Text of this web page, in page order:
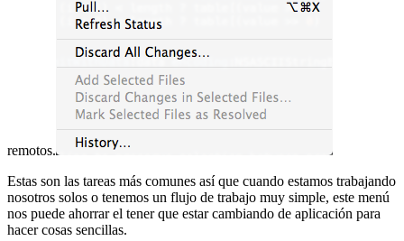
remotos.
Estas son las tareas más comunes así que cuando estamos trabajando
nosotros solos o tenemos un flujo de trabajo muy simple, este menú
nos puede ahorrar el tener que estar cambiando de aplicación para
hacer cosas sencillas.